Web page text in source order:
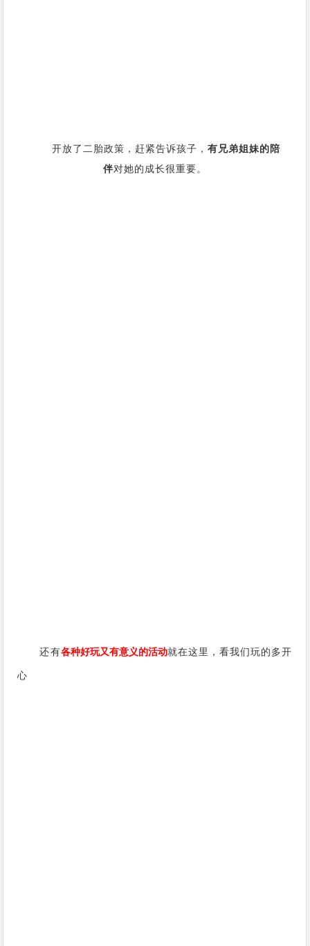
开放了二胎政策，赶紧告诉孩子， 有兄弟姐妹的陪
伴对她的成长很重要。
还有各种好玩又有意义的活动就在这里，看我们玩的多开
心